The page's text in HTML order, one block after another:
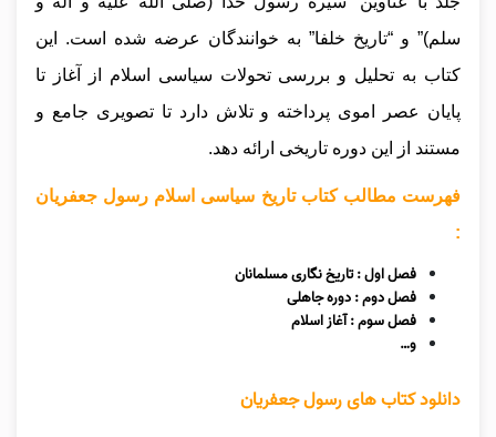
سلم)” و “تاریخ خلفا” به خوانندگان عرضه شده است. این
کتاب به تحلیل و بررسی تحولات سیاسی اسلام از آغاز تا
پایان عصر اموی پرداخته و تلاش دارد تا تصویری جامع و
مستند از این دوره تاریخی ارائه دهد.
فهرست مطالب کتاب تاریخ سیاسی اسلام رسول جعفریان
:
فصل اول : تاریخ نگاری مسلمانان
فصل دوم : دوره جاهلی
فصل سوم : آغاز اسلام
و…
دانلود کتاب های رسول جعفریان